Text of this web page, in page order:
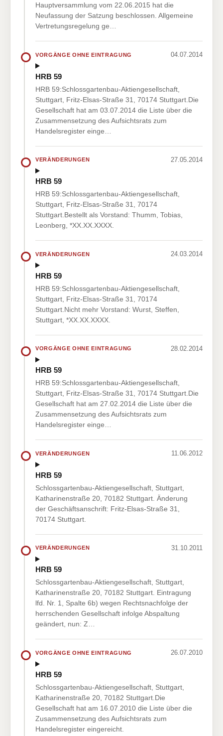
Hauptversammlung vom 22.06.2015 hat die
Neufassung der Satzung beschlossen. Allgemeine
Vertretungsregelung ge…
VORGÄNGE OHNE EINTRAGUNG 04.07.2014
HRB 59
HRB 59:Schlossgartenbau-Aktiengesellschaft,
Stuttgart, Fritz-Elsas-Straße 31, 70174 Stuttgart.Die
Gesellschaft hat am 03.07.2014 die Liste über die
Zusammensetzung des Aufsichtsrats zum
Handelsregister einge…
VERÄNDERUNGEN 27.05.2014
HRB 59
HRB 59:Schlossgartenbau-Aktiengesellschaft,
Stuttgart, Fritz-Elsas-Straße 31, 70174
Stuttgart.Bestellt als Vorstand: Thumm, Tobias,
Leonberg, *XX.XX.XXXX.
VERÄNDERUNGEN 24.03.2014
HRB 59
HRB 59:Schlossgartenbau-Aktiengesellschaft,
Stuttgart, Fritz-Elsas-Straße 31, 70174
Stuttgart.Nicht mehr Vorstand: Wurst, Steffen,
Stuttgart, *XX.XX.XXXX.
VORGÄNGE OHNE EINTRAGUNG 28.02.2014
HRB 59
HRB 59:Schlossgartenbau-Aktiengesellschaft,
Stuttgart, Fritz-Elsas-Straße 31, 70174 Stuttgart.Die
Gesellschaft hat am 27.02.2014 die Liste über die
Zusammensetzung des Aufsichtsrats zum
Handelsregister einge…
VERÄNDERUNGEN 11.06.2012
HRB 59
Schlossgartenbau-Aktiengesellschaft, Stuttgart,
Katharinenstraße 20, 70182 Stuttgart. Änderung
der Geschäftsanschrift: Fritz-Elsas-Straße 31,
70174 Stuttgart.
VERÄNDERUNGEN 31.10.2011
HRB 59
Schlossgartenbau-Aktiengesellschaft, Stuttgart,
Katharinenstraße 20, 70182 Stuttgart. Eintragung
lfd. Nr. 1, Spalte 6b) wegen Rechtsnachfolge der
herrschenden Gesellschaft infolge Abspaltung
geändert, nun: Z…
VORGÄNGE OHNE EINTRAGUNG 26.07.2010
HRB 59
Schlossgartenbau-Aktiengesellschaft, Stuttgart,
Katharinenstraße 20, 70182 Stuttgart.Die
Gesellschaft hat am 16.07.2010 die Liste über die
Zusammensetzung des Aufsichtsrats zum
Handelsregister eingereicht.